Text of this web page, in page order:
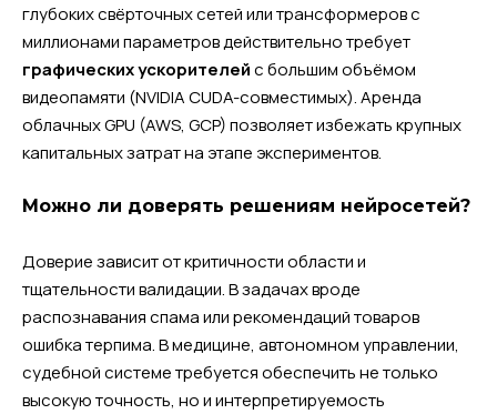
глубоких свёрточных сетей или трансформеров с
миллионами параметров действительно требует
графических ускорителейс большим объёмом
видеопамяти (NVIDIA CUDA-совместимых). Аренда
облачных GPU (AWS, GCP) позволяет избежать крупных
капитальных затрат на этапе экспериментов.
Можно ли доверять решениям нейросетей?
Доверие зависит от критичности области и
тщательности валидации. В задачах вроде
распознавания спама или рекомендаций товаров
ошибка терпима. В медицине, автономном управлении,
судебной системе требуется обеспечить не только
высокую точность, но и интерпретируемость